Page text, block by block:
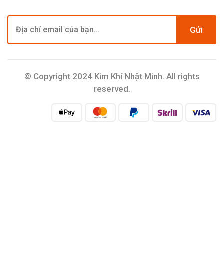
Gửi
© Copyright 2024 Kim Khí Nhật Minh. All rights
reserved.